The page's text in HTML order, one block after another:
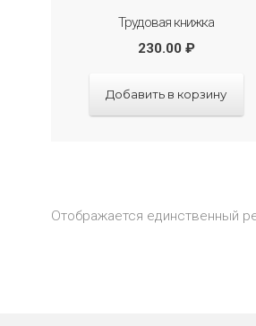
Трудовая книжка
230.00 ₽
Добавить в корзину
Отображается единственный